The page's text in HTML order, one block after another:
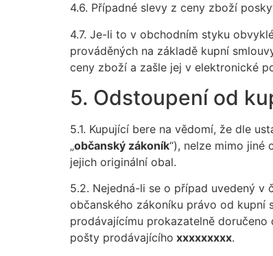
4.6. Případné slevy z ceny zboží
4.7. Je-li to v obchodním styku
prováděných na základě kupní
ceny zboží a zašle jej v elektronické
5. Odstoupení od
5.1. Kupující bere na vědomí, že dle
„občanský zákoník“), nelze mimo
jejich originální obal.
5.2. Nejedná-li se o případ uvedený v
občanského zákoníku právo od
prodávajícímu prokazatelně
pošty prodávajícího xxxxxxxxx.